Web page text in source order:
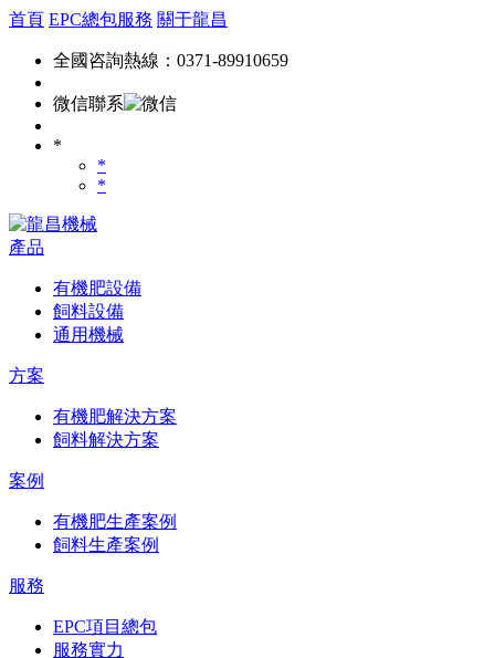
首頁 EPC總包服務 關于龍昌
全國咨詢熱線：0371-89910659
微信聯系
*
*
*
產品
有機肥設備
飼料設備
通用機械
方案
有機肥解決方案
飼料解決方案
案例
有機肥生產案例
飼料生產案例
服務
EPC項目總包
服務實力